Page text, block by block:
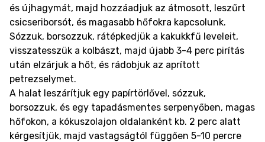
és újhagymát, majd hozzáadjuk az átmosott, leszűrt
csicseriborsót, és magasabb hőfokra kapcsolunk.
Sózzuk, borsozzuk, rátépkedjük a kakukkfű leveleit,
visszatesszük a kolbászt, majd újabb 3-4 perc pirítás
után elzárjuk a hőt, és rádobjuk az aprított
petrezselymet.
A halat leszárítjuk egy papírtörlővel, sózzuk,
borsozzuk, és egy tapadásmentes serpenyőben, magas
hőfokon, a kókuszolajon oldalanként kb. 2 perc alatt
kérgesítjük, majd vastagságtól függően 5-10 percre